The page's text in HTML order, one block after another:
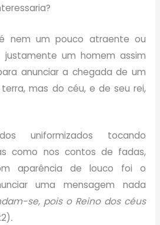
nem um pouco atraente ou
um homem assim
anunciar a chegada de um
mas do céu, e de seu rei,
uniformizados tocando
como nos contos de fadas,
aparência de louco foi o
uma mensagem nada
se, pois o Reino dos céus
.